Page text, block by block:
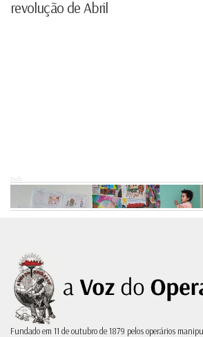
revolução de Abril
Pub.
Fundado em 11 de outubro de 1879 pelos operários